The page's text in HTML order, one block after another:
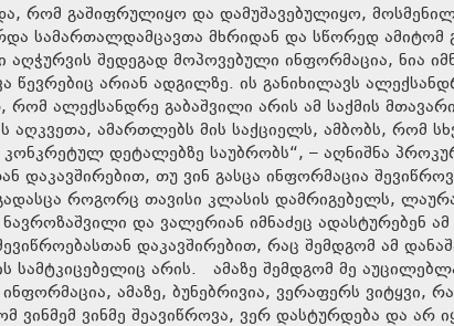
რომ გაშიფრულიყო და დამუშავებულიყო,
სამართალდამცავთა მხრიდან და სწორედ ამიტომ
შედეგად მოპოვებული ინფორმაცია, ნია
წევრებიც არიან ადგილზე. ის განიხილავს
რომ ალექსანდრე გაბაშვილი არის ამ საქმის
აღკვეთა, ამართლებს მის საქციელს, ამბობს, რომ
დეტალებზე საუბრობს“, – აღნიშნა
დაკავშირებით, თუ ვინ გასცა ინფორმაცია
როგორც თავისი კლასის დამრიგებელს, ლაურა
და ვალერიან იმნაძეც ადასტურებენ ამ
დაკავშირებით, რაც შემდგომ ამ
სამტკიცებელიც არის. ამაზე შემდგომ მე
ამაზე, ბუნებრივია, ვერაფერს ვიტყვი,
ვინმემ ვინმე შეავიწროვა, ვერ დასტურდება და არ